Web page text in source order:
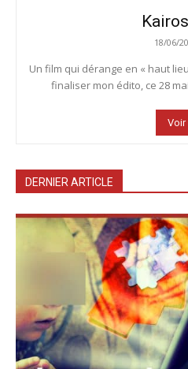
18/06/
Un film qui dérange en « haut
finaliser mon édito, ce 28
Voir
DERNIER ARTICLE